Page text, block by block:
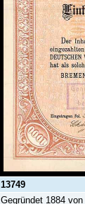
13749
Gegründet 1884